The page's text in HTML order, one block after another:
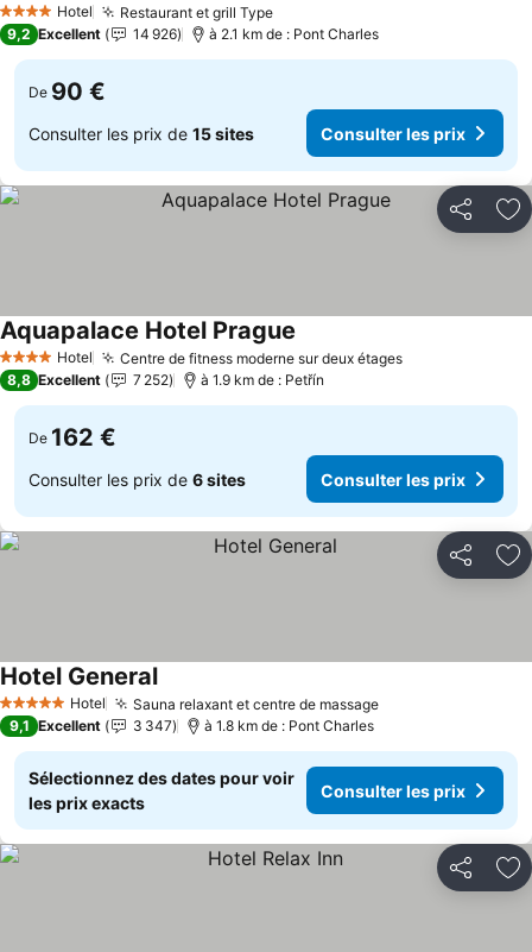
4 Étoiles Hotel Restaurant et grill TypeConsulter les prix
9,2 Excellent 14 926 à 2.1 km de : Pont Charles
De 90 €
Consulter les prix de 15 sites Consulter les prix
Partager
4 Étoiles Hotel Centre de fitness moderne sur deux étagesConsulter les
Aquapalace Hotel Prague
8,8 Excellent 7 252 à 1.9 km de : Petřín
De 162 €
Consulter les prix de 6 sites Consulter les prix
Partager
5 Étoiles Hotel Sauna relaxant et centre de massageConsulter les
Hotel GeneralConsulter les prix
9,1 Excellent 3 347 à 1.8 km de : Pont Charles
Sélectionnez des dates pour voir
les prix exacts
Consulter les prix
Partager